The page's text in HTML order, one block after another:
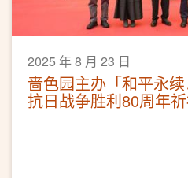
2025 年 8 月 23 日
啬色园主办「和平永
抗日战争胜利80周年